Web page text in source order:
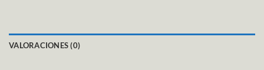
VALORACIONES (0)